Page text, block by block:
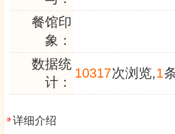
餐馆印
象：
数据统
计：
10317次浏览,1
详细介绍